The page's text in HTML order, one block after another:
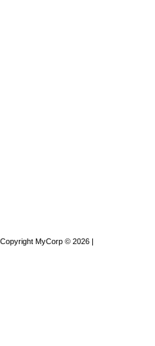
Copyright MyCorp © 2026 |